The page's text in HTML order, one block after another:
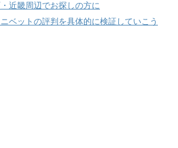
近畿周辺でお探しの方に
ベットの評判を具体的に検証していこう